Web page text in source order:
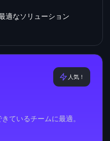
適なソリューション
人気！
ているチームに最適。